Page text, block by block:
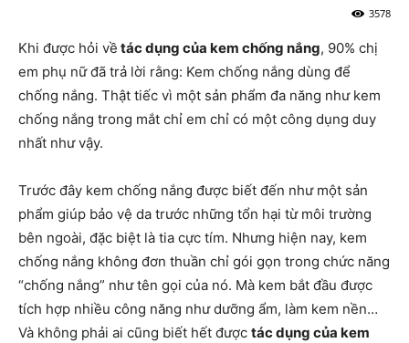
3578
Khi được hỏi về tác dụng của kem chống nắng, 90% chị
em phụ nữ đã trả lời rằng: Kem chống nắng dùng để
chống nắng. Thật tiếc vì một sản phẩm đa năng như kem
chống nắng trong mắt chỉ em chỉ có một công dụng duy
nhất như vậy.
Trước đây kem chống nắng được biết đến như một sản
phẩm giúp bảo vệ da trước những tổn hại từ môi trường
bên ngoài, đặc biệt là tia cực tím. Nhưng hiện nay, kem
chống nắng không đơn thuần chỉ gói gọn trong chức năng
“chống nắng” như tên gọi của nó. Mà kem bắt đầu được
tích hợp nhiều công năng như dưỡng ẩm, làm kem nền…
Và không phải ai cũng biết hết được tác dụng của kem